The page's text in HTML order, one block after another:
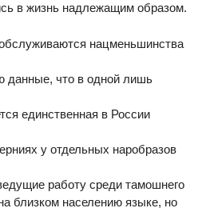
в жизнь надлежащим образом.
нацменьшинства
данные, что в одной лишь
единственная в России
у отдельных наробразов
работу среди тамошнего
близком населению языке, но